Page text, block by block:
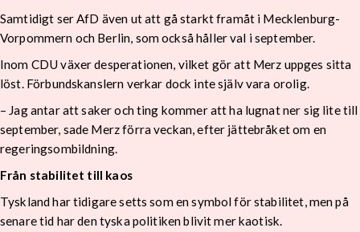
Samtidigt ser AfD även ut att gå starkt framåt i Mecklenburg-
Vorpommern och Berlin, som också håller val i september.
Inom CDU växer desperationen, vilket gör att Merz uppges sitta
löst. Förbundskanslern verkar dock inte själv vara orolig.
– Jag antar att saker och ting kommer att ha lugnat ner sig lite till
september, sade Merz förra veckan, efter jättebråket om en
regeringsombildning.
Från stabilitet till kaos
Tyskland har tidigare setts som en symbol för stabilitet, men på
senare tid har den tyska politiken blivit mer kaotisk.